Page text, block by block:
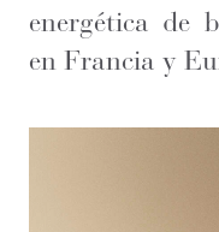
energética de
en Francia y